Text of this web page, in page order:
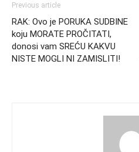
Previous article
RAK: Ovo je PORUKA SUDBINE
koju MORATE PROČITATI,
donosi vam SREĆU KAKVU
NISTE MOGLI NI ZAMISLITI!